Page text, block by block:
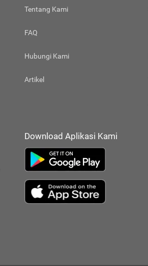
Tentang Kami
FAQ
Hubungi Kami
Artikel
Download Aplikasi Kami